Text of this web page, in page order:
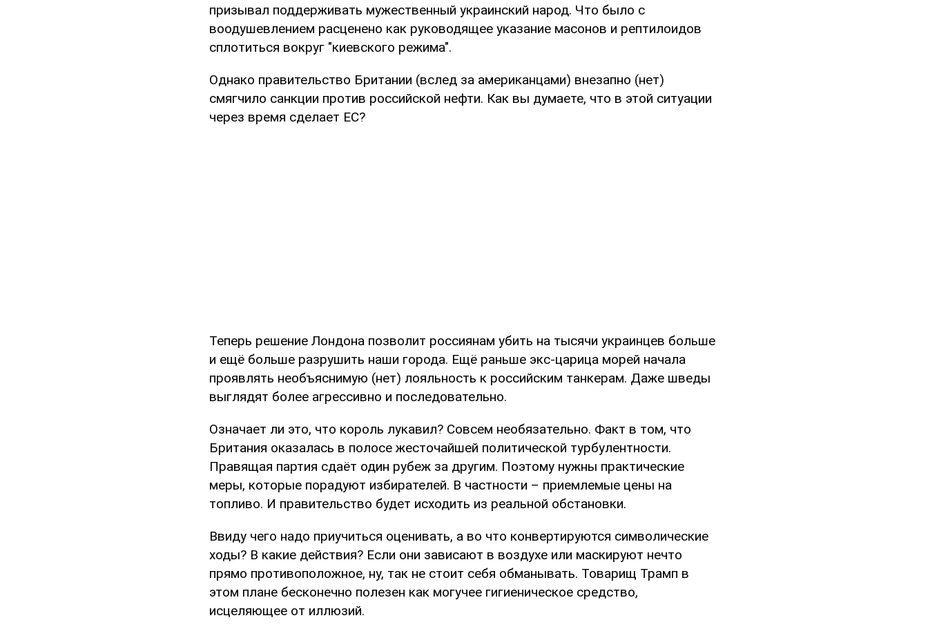
призывал поддерживать мужественный украинский народ. Что было с
воодушевлением расценено как руководящее указание масонов и рептилоидов
сплотиться вокруг "киевского режима".
Однако правительство Британии (вслед за американцами) внезапно (нет)
смягчило санкции против российской нефти. Как вы думаете, что в этой ситуации
через время сделает ЕС?
Теперь решение Лондона позволит россиянам убить на тысячи украинцев больше
и ещё больше разрушить наши города. Ещё раньше экс-царица морей начала
проявлять необъяснимую (нет) лояльность к российским танкерам. Даже шведы
выглядят более агрессивно и последовательно.
Означает ли это, что король лукавил? Совсем необязательно. Факт в том, что
Британия оказалась в полосе жесточайшей политической турбулентности.
Правящая партия сдаёт один рубеж за другим. Поэтому нужны практические
меры, которые порадуют избирателей. В частности – приемлемые цены на
топливо. И правительство будет исходить из реальной обстановки.
Ввиду чего надо приучиться оценивать, а во что конвертируются символические
ходы? В какие действия? Если они зависают в воздухе или маскируют нечто
прямо противоположное, ну, так не стоит себя обманывать. Товарищ Трамп в
этом плане бесконечно полезен как могучее гигиеническое средство,
исцеляющее от иллюзий.